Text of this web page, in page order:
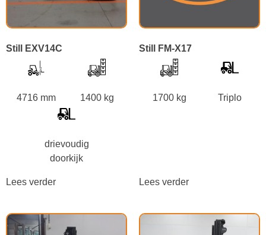
Still EXV14C
4716 mm 1400 kg
drievoudig
doorkijk
Lees verder
Still FM-X17
1700 kg Triplo
Lees verder